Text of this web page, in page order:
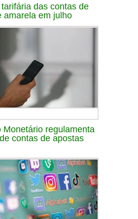
das contas de
amarela em julho
Monetário regulamenta
contas de apostas